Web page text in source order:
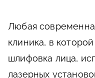
Любая
клиника, в
шлифовка лица,
лазерных